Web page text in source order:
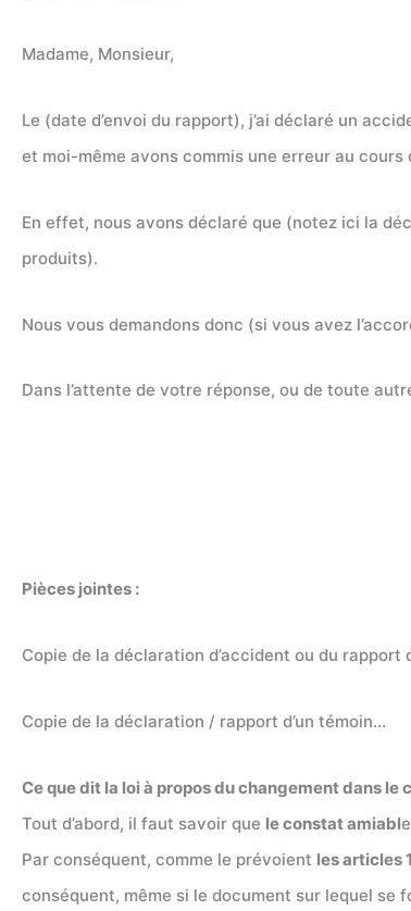
Madame, Monsieur,
Le (date d’envoi du rapport), j’ai déclaré un
et moi-même avons commis une erreur au cours
En effet, nous avons déclaré que (notez ici la
produits).
Nous vous demandons donc (si vous avez
Dans l’attente de votre réponse, ou de toute
Pièces jointes :
Copie de la déclaration d’accident ou du rapport
Copie de la déclaration / rapport d’un témoin…
Ce que dit la loi à propos du changement dans le
Tout d’abord, il faut savoir que le constat amiabl
Par conséquent, comme le prévoient les articles
conséquent, même si le document sur lequel